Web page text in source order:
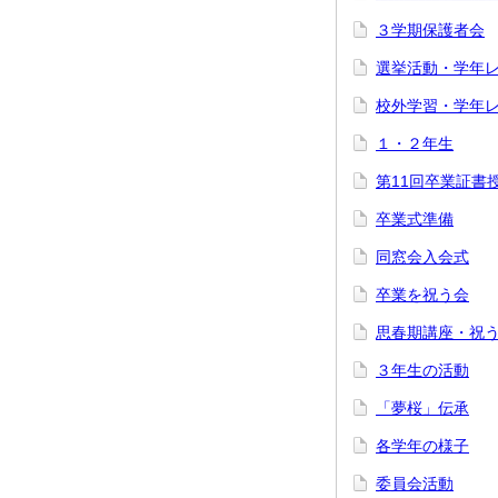
３学期保護者会
選挙活動・学年
校外学習・学年
１・２年生
第11回卒業証書
卒業式準備
同窓会入会式
卒業を祝う会
思春期講座・祝
３年生の活動
「夢桜」伝承
各学年の様子
委員会活動